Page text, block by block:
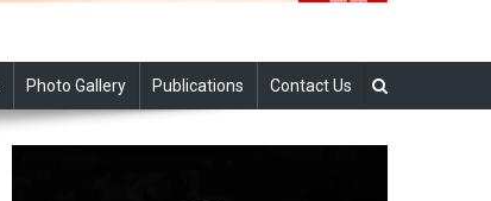
Photo Gallery Publications Contact Us